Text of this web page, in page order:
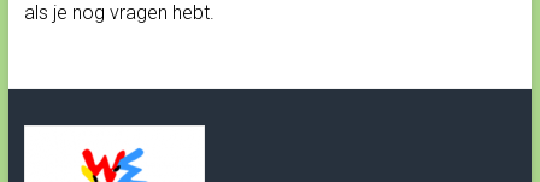
als je nog vragen hebt.